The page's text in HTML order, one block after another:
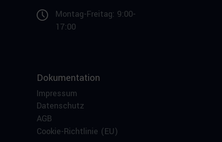
Montag-Freitag: 9:00-
17:00
Dokumentation
Impressum
Datenschutz
AGB
Cookie-Richtlinie (EU)